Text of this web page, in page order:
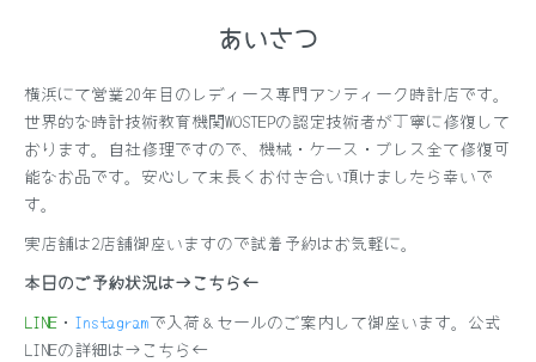
あいさつ
横浜にて営業20年目のレディース専門アンティーク時計店です。
世界的な時計技術教育機関WOSTEPの認定技術者が丁寧に修復して
おります。自社修理ですので、機械・ケース・ブレス全て修復可
能なお品です。安心して末長くお付き合い頂けましたら幸いで
す。
実店舗は2店舗御座いますので試着予約はお気軽に。
本日のご予約状況は→ こちら←
LINE ・ Instagramで入荷＆セールのご案内して御座います。公式
LINEの詳細は→ こちら ←